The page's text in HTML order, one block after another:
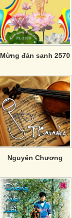
Mừng đản sanh 2570
Nguyên Chương